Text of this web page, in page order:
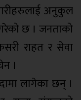
अनुकुल
छ । जनताको
राहत र सेवा
।
लागेका छन् ।